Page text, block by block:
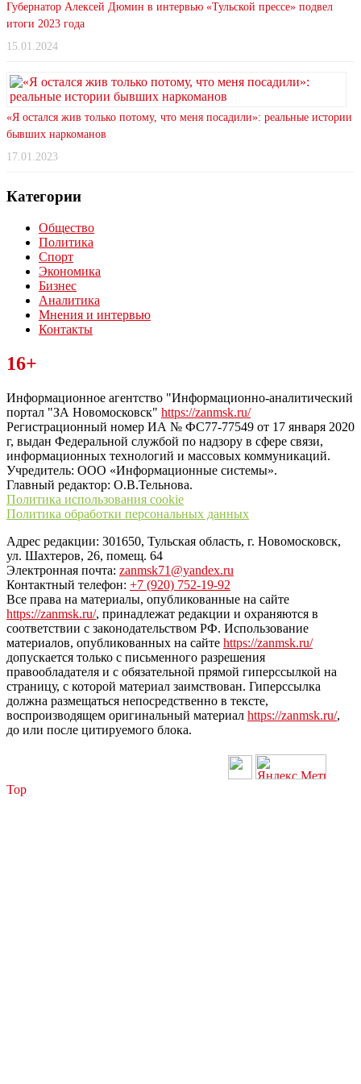
Губернатор Алексей Дюмин в интервью «Тульской прессе» подвел
итоги 2023 года
15.01.2024
«Я остался жив только потому, что меня посадили»: реальные истории
бывших наркоманов
17.01.2023
Категории
Общество
Политика
Спорт
Экономика
Бизнес
Аналитика
Мнения и интервью
Контакты
Читайте последние новости дня в Тульской области на сайте
“ЗаНовомосковск”
16+
Информационное агентство "Информационно-аналитический
портал "ЗА Новомосковск" https://zanmsk.ru/
Регистрационный номер ИА № ФС77-77549 от 17 января 2020
г, выдан Федеральной службой по надзору в сфере связи,
информационных технологий и массовых коммуникаций.
Учредитель: ООО «Информационные системы».
Главный редактор: О.В.Тельнова.
Политика использования cookie
Политика обработки персональных данных
Адрес редакции: 301650, Тульская область, г. Новомосковск,
ул. Шахтеров, 26, помещ. 64
Электронная почта: zanmsk71@yandex.ru
Контактный телефон: +7 (920) 752-19-92
Все права на материалы, опубликованные на сайте
https://zanmsk.ru/, принадлежат редакции и охраняются в
соответствии с законодательством РФ. Использование
материалов, опубликованных на сайте https://zanmsk.ru/
допускается только с письменного разрешения
правообладателя и с обязательной прямой гиперссылкой на
страницу, с которой материал заимствован. Гиперссылка
должна размещаться непосредственно в тексте,
воспроизводящем оригинальный материал https://zanmsk.ru/,
до или после цитируемого блока.
Top